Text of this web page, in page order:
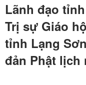
Lãnh đạo
Trị sự Giáo
tỉnh Lạng
đản Phật lịch